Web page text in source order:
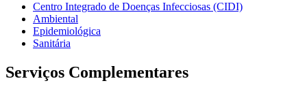
Centro Integrado de Doenças Infecciosas (CIDI)
Ambiental
Epidemiológica
Sanitária
Serviços Complementares